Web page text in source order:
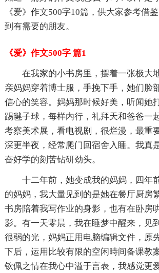
《爱》作文500字10篇，供大家参考借
到有需要的朋友。
《爱》作文500字 篇1
在我家的小书房里，摆着一张极大
亲妈妈穿着博士服，手挽下手，她们脸
信心的笑容。妈妈那时候好美，听闻她
踢毽子球，每样内行，礼拜天和爸爸一
考察美术展，看电视剧，很烂漫，最重
深更半夜，经常爬门回宿舍入睡。我真
奋好学的刻苦钻研劲头。
十二年前，她变成我的妈妈，四年
的妈妈，我大量见到的是她在餐厅厨房
书房陪着我写作业的身影，也有在卧房
影。有一天零晨，我在睡梦中醒来，见
很弱的光，妈妈正用电脑编辑文件，原
下后，运用比较有限的空闲時间备课教
钦佩之情在我心中溢于言表，我感觉更